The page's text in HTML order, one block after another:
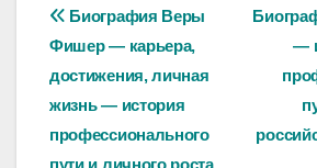
Навигация
по
записям
—
Биография Веры
Фишер — карьера,
достижения, личная
жизнь — история
профессионального